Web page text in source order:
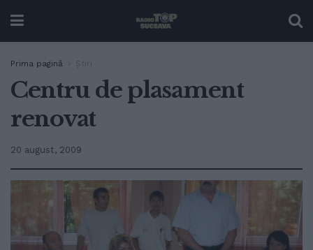
Prima pagină Ştiri
Centru de plasament
renovat
20 august, 2009